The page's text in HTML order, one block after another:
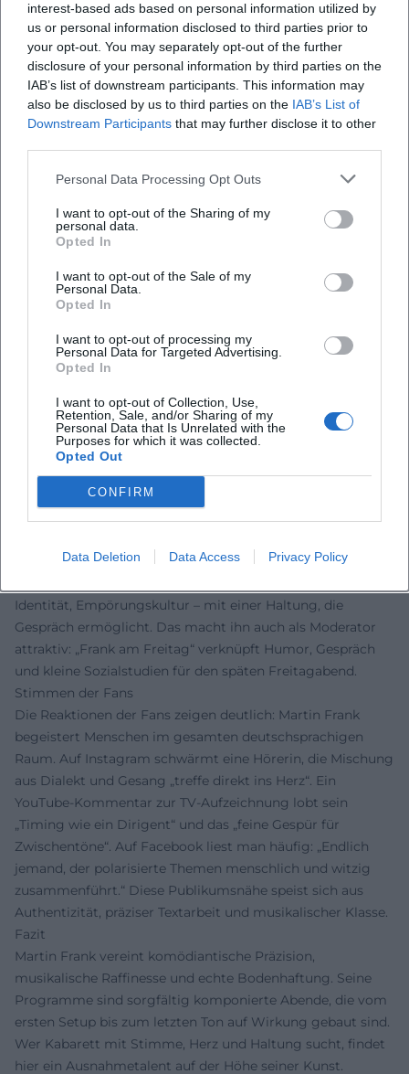
interest-based ads based on personal information utilized by
us or personal information disclosed to third parties prior to
your opt-out. You may separately opt-out of the further
disclosure of your personal information by third parties on the
IAB’s list of downstream participants. This information may
also be disclosed by us to third parties on the IAB’s List of
Downstream Participants that may further disclose it to other
Personal Data Processing Opt Outs
I want to opt-out of the Sharing of my
personal data.
Opted In
I want to opt-out of the Sale of my
Personal Data.
Opted In
I want to opt-out of processing my
Personal Data for Targeted Advertising.
Opted In
I want to opt-out of Collection, Use,
Retention, Sale, and/or Sharing of my
Personal Data that Is Unrelated with the
Purposes for which it was collected.
Opted Out
CONFIRM
Data Deletion Data Access Privacy Policy
Gleichzeitig setzt der BR die Late-Night-Reihe „Frank am
Freitag“ fort: 2025 lief Staffel 2 mit Gästen aus Musik, Film
und Comedy. Für 2026 kündigt Frank sein fünftes
Soloprogramm „Grüße aus Allegro Süd“ an, das bereits in
renommierten Häusern und Festivals gelistet ist. Die
strategische Verzahnung von Live-Tour, TV-Präsenz und
Kritische Rezeption: Zwischen Feuilleton-Lob und
Publikumsnähe
Die Presse betont Franks „unbandige“ Bühnenenergie, sein
„Feuerwerk“ an Pointen und die Mischung aus Charme und
Selbstironie. Regionale und überregionale Medien
unterstreichen den besonderen Ton: bäuerlicher
Überraschungen. Live-Resonanzen reichen von Lachsalven
bis hin zu stillen Momenten, in denen sein Gesang einen
nachhaltige Wirkung im Saal sorgt.
Kultureller Einfluss und Einordnung
Martin Frank steht in einer bayerischen Kabaretttradition,
die Dialekt als künstlerische Ressource ernst nimmt und
zugleich modernisiert. Sein Werk aktualisiert die Figur des
musikalischen Kabarettisten: Der Dialekt wird zur
die Erzählung zum empathischen Brennglas. Zugleich
Identität, Empörungskultur – mit einer Haltung, die
Gespräch ermöglicht. Das macht ihn auch als Moderator
attraktiv: „Frank am Freitag“ verknüpft Humor, Gespräch
und kleine Sozialstudien für den späten Freitagabend.
Stimmen der Fans
Die Reaktionen der Fans zeigen deutlich: Martin Frank
begeistert Menschen im gesamten deutschsprachigen
Raum. Auf Instagram schwärmt eine Hörerin, die Mischung
aus Dialekt und Gesang „treffe direkt ins Herz“. Ein
YouTube-Kommentar zur TV-Aufzeichnung lobt sein
„Timing wie ein Dirigent“ und das „feine Gespür für
Zwischentöne“. Auf Facebook liest man häufig: „Endlich
jemand, der polarisierte Themen menschlich und witzig
zusammenführt.“ Diese Publikumsnähe speist sich aus
Authentizität, präziser Textarbeit und musikalischer Klasse.
Fazit
Martin Frank vereint komödiantische Präzision,
musikalische Raffinesse und echte Bodenhaftung. Seine
Programme sind sorgfältig komponierte Abende, die vom
ersten Setup bis zum letzten Ton auf Wirkung gebaut sind.
Wer Kabarett mit Stimme, Herz und Haltung sucht, findet
hier ein Ausnahmetalent auf der Höhe seiner Kunst.